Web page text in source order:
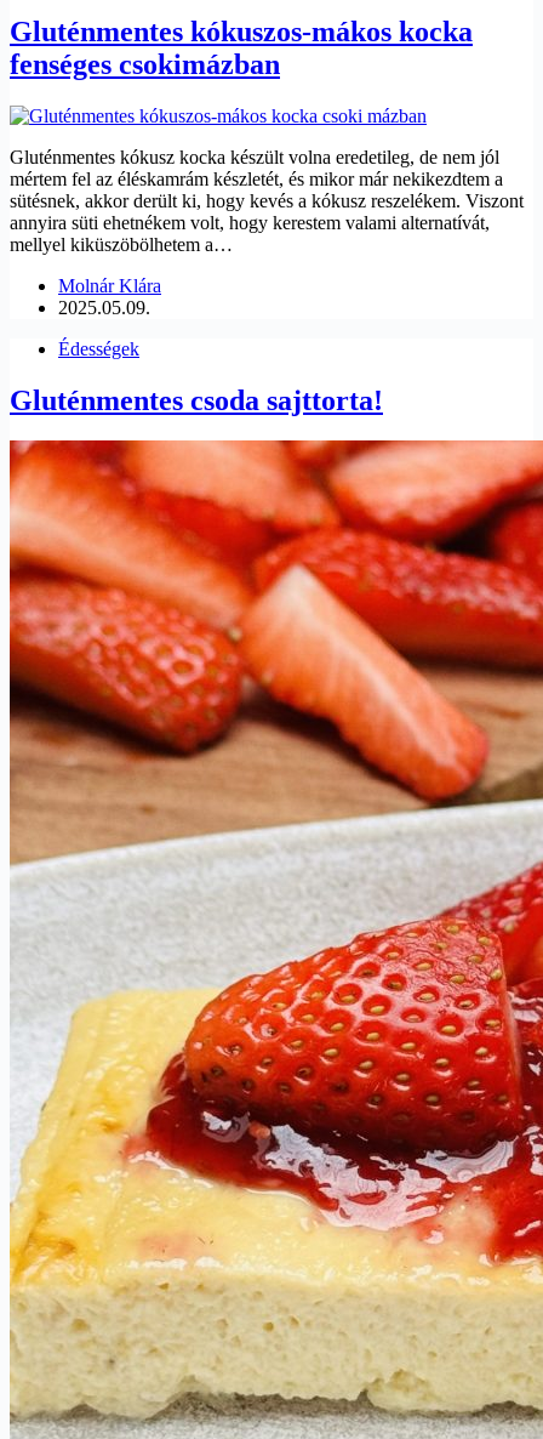
Gluténmentes kókuszos-mákos kocka
fenséges csokimázban
Gluténmentes kókusz kocka készült volna eredetileg, de nem jól
mértem fel az éléskamrám készletét, és mikor már nekikezdtem a
sütésnek, akkor derült ki, hogy kevés a kókusz reszelékem. Viszont
annyira süti ehetnékem volt, hogy kerestem valami alternatívát,
mellyel kiküszöbölhetem a…
Molnár Klára
2025.05.09.
Édességek
Gluténmentes csoda sajttorta!